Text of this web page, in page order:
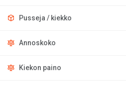
Pusseja / kiekko
Annoskoko
Kiekon paino